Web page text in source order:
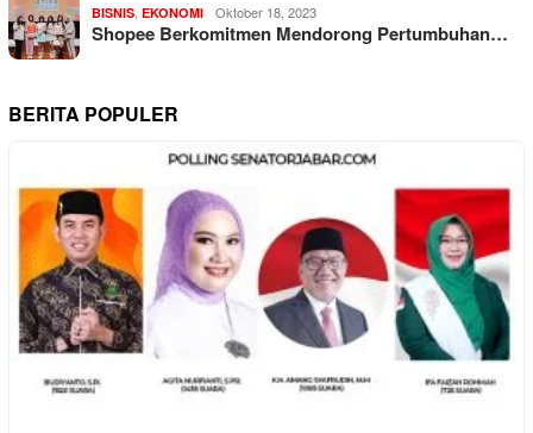
BISNIS EKONOMI Oktober 18, 2023
Shopee Berkomitmen Mendorong Pertumbuhan…
BERITA POPULER